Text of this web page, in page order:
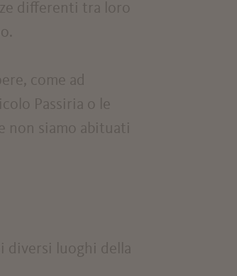
differenti tra loro
come ad
Passiria o le
non siamo abituati
diversi luoghi della